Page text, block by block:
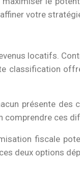
votre
locatifs.
classification
présente des
ces
fiscale
deux options